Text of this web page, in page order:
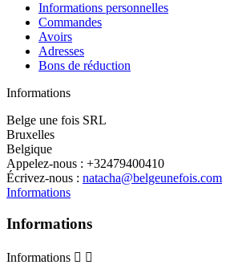
Informations personnelles
Commandes
Avoirs
Adresses
Bons de réduction
Informations
Belge une fois SRL
Bruxelles
Belgique
Appelez-nous : +32479400410
Écrivez-nous : natacha@belgeunefois.com
Informations
Informations
Informations  